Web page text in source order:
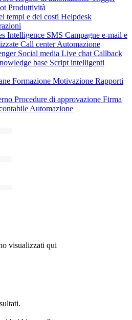
Produttività
tempi e dei costi Helpdesk
Intelligence SMS Campagne e-mail e
Call center Automazione
Social media Live chat Callback
base Script intelligenti
Formazione Motivazione Rapporti
Procedure di approvazione Firma
Automazione
visualizzati qui